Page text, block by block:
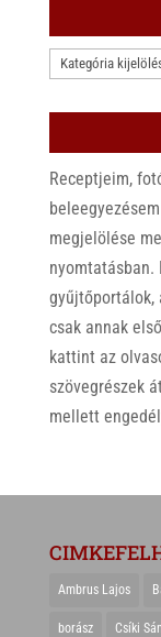
KATEGÓRIÁK
Receptjeim,
megjelölése
nyomtatásban.
gyűjtőportálok,
csak annak
kattint az
szövegrészek
mellett
Ambrus Lajos
borász Csíki